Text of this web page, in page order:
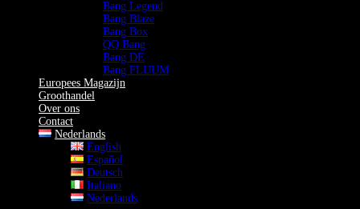
Bang Legend
Bang Blaze
Bang Box
QQ Bang
Bang DE
Bang FLUUM
Europees Magazijn
Groothandel
Over ons
Contact
Nederlands
English
Español
Deutsch
Italiano
Nederlands